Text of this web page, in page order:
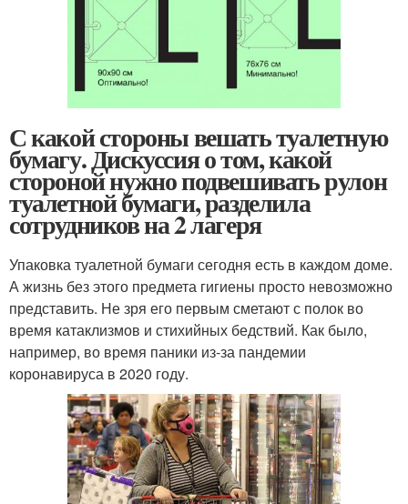
С какой стороны вешать туалетную
бумагу. Дискуссия о том, какой
стороной нужно подвешивать рулон
туалетной бумаги, разделила
сотрудников на 2 лагеря
Упаковка туалетной бумаги сегодня есть в каждом доме.
А жизнь без этого предмета гигиены просто невозможно
представить. Не зря его первым сметают с полок во
время катаклизмов и стихийных бедствий. Как было,
например, во время паники из-за пандемии
коронавируса в 2020 году.